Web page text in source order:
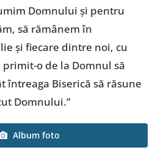
Domnului și pentru
să rămânem în
și fiecare dintre noi, cu
o de la Domnul să
întreaga Biserică să răsune
Domnului.”
Album foto